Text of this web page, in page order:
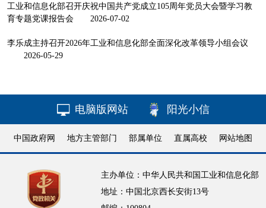
工业和信息化部召开庆祝中国共产党成立105周年党员大会暨学习教
育专题党课报告会
2026-07-02
李乐成主持召开2026年工业和信息化部全面深化改革领导小组会议
2026-05-29
电脑版网站 阳光小信
中国政府网 地方主管部门 部属单位 直属高校 网站地图
主办单位：中华人民共和国工业和信息化部
地址：中国北京西长安街13号